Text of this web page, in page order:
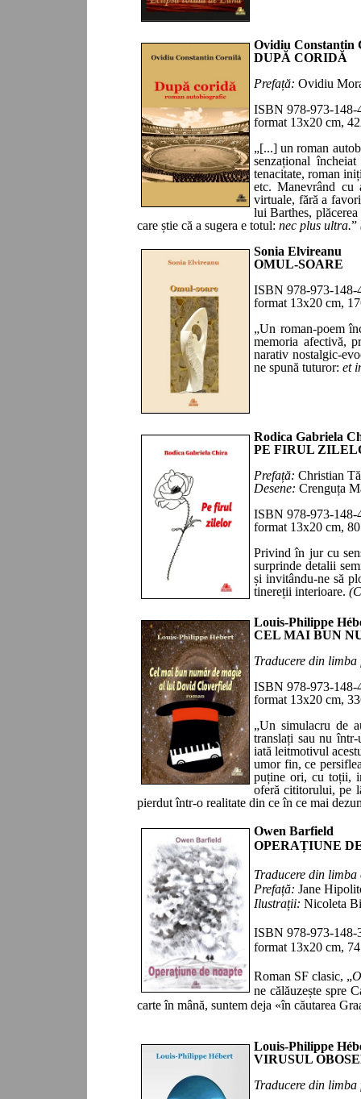
Ovidiu Constantin
DUPĂ CORIDĂ
Prefață: Ovidiu
ISBN 978-973-148-
format 13x20 cm,
„[...]un roman
senzațional
tenacitate, roman
etc. Manevrând cu
virtuale, fără a
lui Barthes,
care știe că a sugera e totul: nec plus ultra.”
Sonia Elvireanu
OMUL-SOARE
ISBN 978-973-148-
format 13x20 cm, 1 7
„Un roman-poem
memoria afectivă,
narativ nostalgic-
ne spună tuturor: et
Rodica Gabriela
PE FIRUL
Prefață: Christian
Desene: Crenguța
ISBN 978-973-148-
format 13x20 cm, 80
Privind în jur cu
surprinde de­talii
și invitându-ne să
tinereții interioare. (
Louis-Philippe
CEL MAI BUN
Traducere din limba
ISBN 978-973-148-
format 13x20 cm, 33
„Un simulacru de
translați sau nu
iată leitmotivul
umor fin, ce
puține ori, cu toții,
oferă cititorului, pe
pierdut într‑o realitate din ce în ce mai
Owen Barfield
OPERAȚIUNE
Traducere din limba
Prefață: Jane
Ilustrații: Nicoleta
ISBN 978-973-148-
format 13x20 cm, 74
Roman SF clasic, „
ne călăuzește spre
carte în mână, suntem deja «în căutarea
Louis-Philippe
VIRUSUL
Traducere din limba